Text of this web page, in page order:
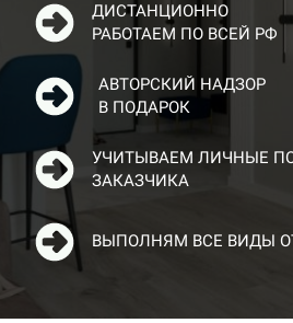
ДИСТАНЦИОННО
РАБОТАЕМ ПО ВСЕЙ РФ
АВТОРСКИЙ НАДЗОР
В ПОДАРОК
УЧИТЫВАЕМ ЛИЧНЫЕ
ЗАКАЗЧИКА
ВЫПОЛНЯМ ВСЕ ВИДЫ